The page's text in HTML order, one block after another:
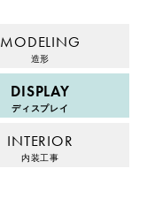
MODELING
造形
DISPLAY
ディスプレイ
INTERIOR
内装工事